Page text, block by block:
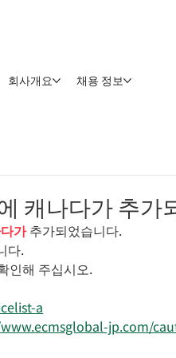
회사개요 채용 정보
캐나다가 추가
가 추가되었습니다.
다.
인해 주십시오.
a
jp.com/